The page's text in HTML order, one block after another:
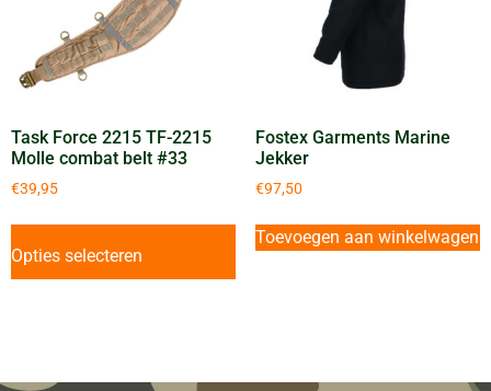
Task Force 2215 TF-2215
Molle combat belt #33
€39,95
Opties selecteren
Fostex Garments Marine
Jekker
€97,50
Toevoegen aan winkelwagen